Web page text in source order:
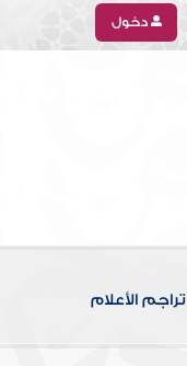
دخول
تراجم الأعلام